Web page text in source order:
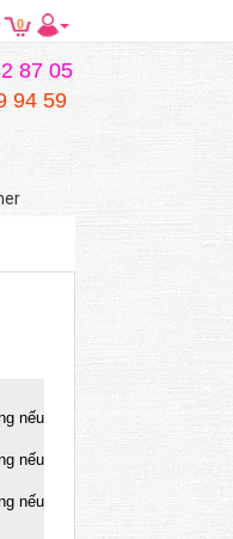
0
87 05
94 59
nếu
nếu
nếu